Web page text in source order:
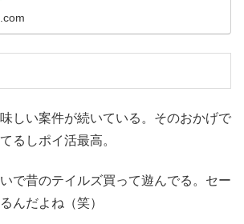
しい案件が続いている。そのおかげで
るしポイ活最高。
で昔のテイルズ買って遊んでる。セー
んだよね（笑）